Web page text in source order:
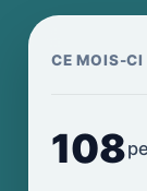
CE MOIS-CI
108